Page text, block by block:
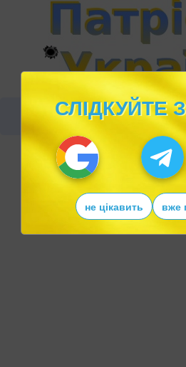
СЛІДКУЙТЕ
не цікавить вже